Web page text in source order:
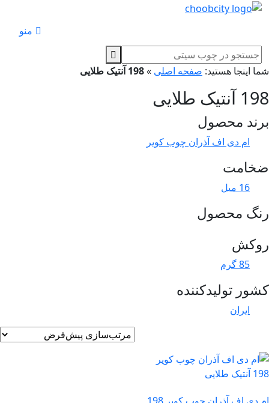
منو
اینجا هستید:صفحه اصلی» 198 آنتیک طلایی
طلایی
محصول
ام دی اف آذران چوب کویر
16 میل
محصول
85 گرم
تولیدکننده
ایران